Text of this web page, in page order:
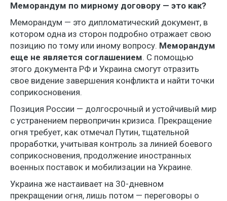
Меморандум по мирному договору — это как?
Меморандум — это дипломатический документ, в
котором одна из сторон подробно отражает свою
позицию по тому или иному вопросу. Меморандум
еще не является соглашением. С помощью
этого документа РФ и Украина смогут отразить
свое видение завершения конфликта и найти точки
соприкосновения.
Позиция России — долгосрочный и устойчивый мир
с устранением первопричин кризиса. Прекращение
огня требует, как отмечал Путин, тщательной
проработки, учитывая контроль за линией боевого
соприкосновения, продолжение иностранных
военных поставок и мобилизации на Украине.
Украина же настаивает на 30-дневном
прекращении огня, лишь потом — переговоры о